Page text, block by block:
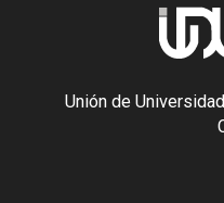
Unión de